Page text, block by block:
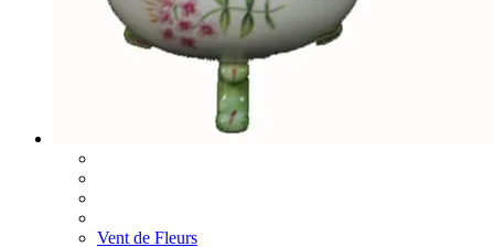
Vent de Fleurs